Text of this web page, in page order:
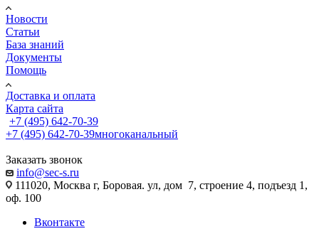
Новости
Статьи
База знаний
Документы
Помощь
Доставка и оплата
Карта сайта
+7 (495) 642-70-39
+7 (495) 642-70-39многоканальный
Заказать звонок
info@sec-s.ru
111020, Москва г, Боровая. ул, дом 7, строение 4, подъезд 1,
оф. 100
Вконтакте